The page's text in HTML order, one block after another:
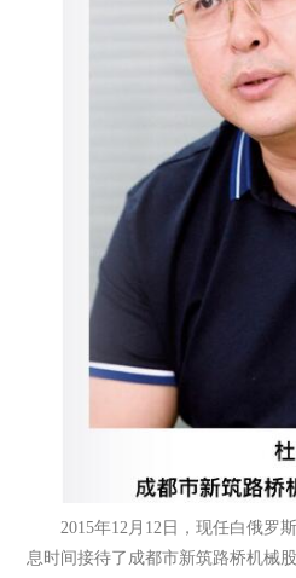
2015年12月12日，现任白俄罗
息时间接待了成都市新筑路桥机械